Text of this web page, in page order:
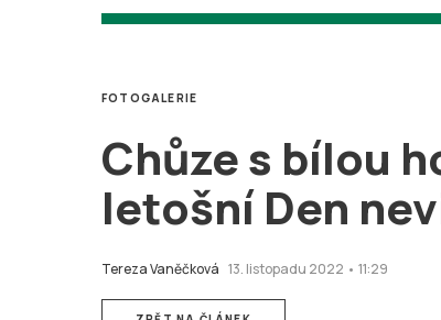
Chůze s bílou
letošní Den
Tereza Vaněčková 13. listopadu 2022 • 11:29
FOTOGALERIE